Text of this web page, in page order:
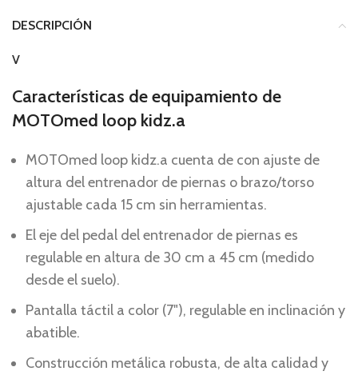
DESCRIPCIÓN
V
Características de equipamiento de
MOTOmed loop kidz.a
MOTOmed loop kidz.a cuenta de con ajuste de
altura del entrenador de piernas o brazo/torso
ajustable cada 15 cm sin herramientas.
El eje del pedal del entrenador de piernas es
regulable en altura de 30 cm a 45 cm (medido
desde el suelo).
Pantalla táctil a color (7"), regulable en inclinación y
abatible.
Construcción metálica robusta, de alta calidad y